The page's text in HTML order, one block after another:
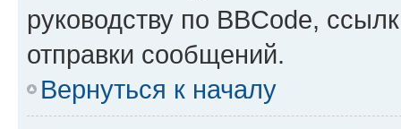
руководству по BBCode,
отправки сообщений.
Вернуться к началу